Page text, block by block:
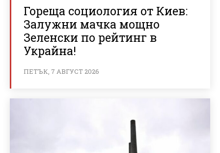
Гореща социология от Киев:
Залужни мачка мощно
Зеленски по рейтинг в
Украйна!
ПЕТЪК, 7 АВГУСТ 2026